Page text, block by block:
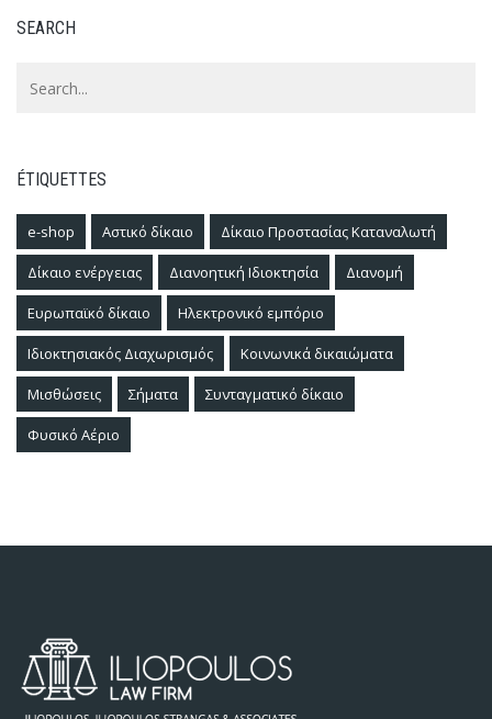
SEARCH
ÉTIQUETTES
e-shop Αστικό δίκαιο Δίκαιο Προστασίας Καταναλωτή
Δίκαιο ενέργειας Διανοητική Ιδιοκτησία Διανομή
Ευρωπαϊκό δίκαιο Ηλεκτρονικό εμπόριο
Ιδιοκτησιακός Διαχωρισμός Κοινωνικά δικαιώματα
Μισθώσεις Σήματα Συνταγματικό δίκαιο
Φυσικό Αέριο